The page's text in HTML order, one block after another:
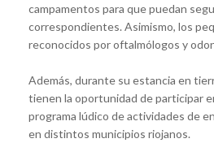
campamentos para que puedan
correspondientes. Asimismo, los
reconocidos por oftalmólogos y
Además, durante su estancia en
tienen la oportunidad de participar
programa lúdico de actividades de
en distintos municipios riojanos.